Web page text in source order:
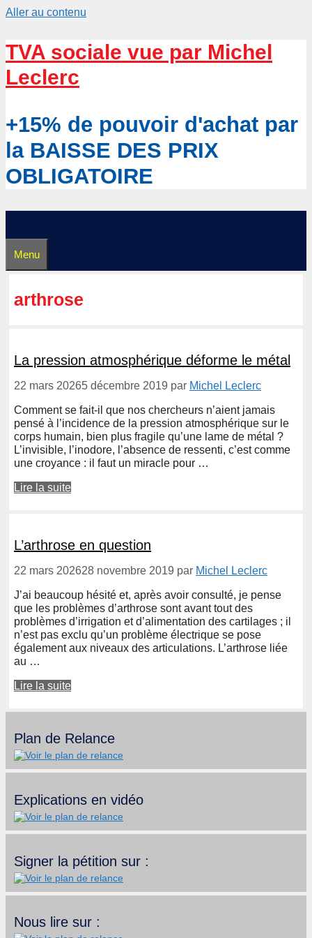
Aller au contenu
TVA sociale vue par Michel
Leclerc
+15% de pouvoir d'achat par
la BAISSE DES PRIX
OBLIGATOIRE
Menu
arthrose
La pression atmosphérique déforme le métal
22 mars 20265 décembre 2019 par Michel Leclerc
Comment se fait-il que nos chercheurs n’aient jamais
pensé à l’incidence de la pression atmosphérique sur le
corps humain, bien plus fragile qu’une lame de métal ?
L’invisible, l’inodore, l’absence de ressenti, c’est comme
une croyance : il faut un miracle pour …
Lire la suite
L’arthrose en question
22 mars 202628 novembre 2019 par Michel Leclerc
J’ai beaucoup hésité et, après avoir consulté, je pense
que les problèmes d’arthrose sont avant tout des
problèmes d’irrigation et d’alimentation des cartilages ; il
n’est pas exclu qu’un problème électrique se pose
également aux niveaux des articulations. L’arthrose liée
au …
Lire la suite
Plan de Relance
Explications en vidéo
Signer la pétition sur :
Nous lire sur :